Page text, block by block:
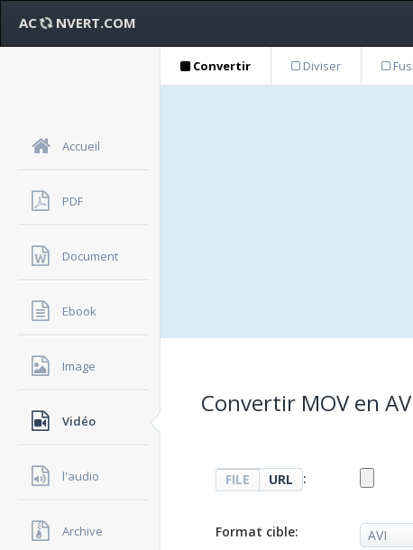
AC NVERT.COM
Accueil
PDF
Document
Ebook
Image
Vidéo
l'audio
Archive
Convertir Diviser
Convertir MOV en
FILE URL :
Format cible: